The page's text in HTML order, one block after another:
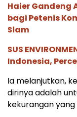
Haier Gandeng
bagi Petenis
Slam
SUS
Indonesia,
Ia melanjutkan,
dirinya adalah
kekurangan yang